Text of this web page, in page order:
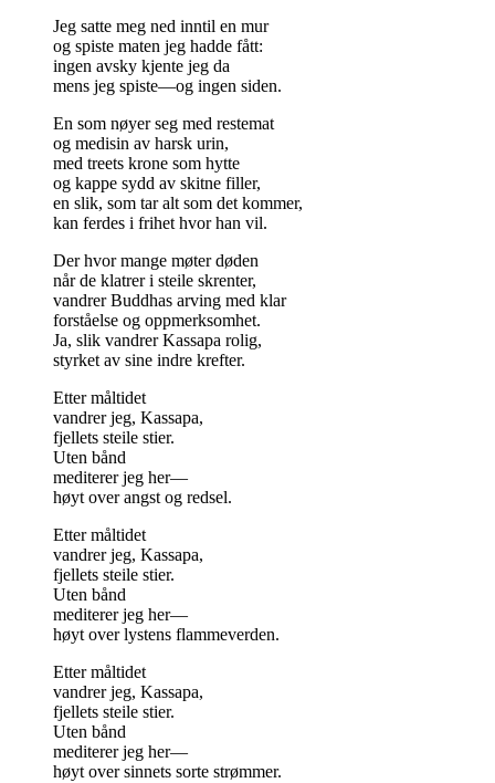
Jeg satte meg ned inntil en mur
og spiste maten jeg hadde fått:
ingen avsky kjente jeg da
mens jeg spiste—og ingen siden.
En som nøyer seg med restemat
og medisin av harsk urin,
med treets krone som hytte
og kappe sydd av skitne filler,
en slik, som tar alt som det kommer,
kan ferdes i frihet hvor han vil.
Der hvor mange møter døden
når de klatrer i steile skrenter,
vandrer Buddhas arving med klar
forståelse og oppmerksomhet.
Ja, slik vandrer Kassapa rolig,
styrket av sine indre krefter.
Etter måltidet
vandrer jeg, Kassapa,
fjellets steile stier.
Uten bånd
mediterer jeg her—
høyt over angst og redsel.
Etter måltidet
vandrer jeg, Kassapa,
fjellets steile stier.
Uten bånd
mediterer jeg her—
høyt over lystens flammeverden.
Etter måltidet
vandrer jeg, Kassapa,
fjellets steile stier.
Uten bånd
mediterer jeg her—
høyt over sinnets sorte strømmer.